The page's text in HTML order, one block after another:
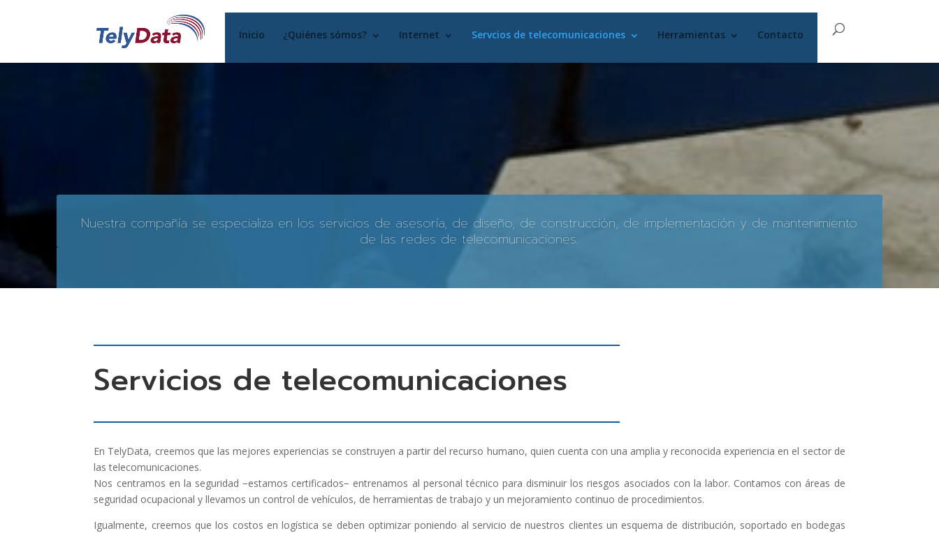
Inicio ¿Quiénes sómos? Internet Servcios de telecomunicaciones Herramientas Contacto
Nuestra compañía se especializa en los servicios de asesoría, de diseño, de construcción, de implementación y de mantenimiento
de las redes de telecomunicaciones.
Servicios de telecomunicaciones
En TelyData, creemos que las mejores experiencias se construyen a partir del recurso humano, quien cuenta con una amplia y reconocida experiencia en el sector de
las telecomunicaciones.
Nos centramos en la seguridad −estamos certificados− entrenamos al personal técnico para disminuir los riesgos asociados con la labor. Contamos con áreas de
seguridad ocupacional y llevamos un control de vehículos, de herramientas de trabajo y un mejoramiento continuo de procedimientos.
Igualmente, creemos que los costos en logística se deben optimizar poniendo al servicio de nuestros clientes un esquema de distribución, soportado en bodegas